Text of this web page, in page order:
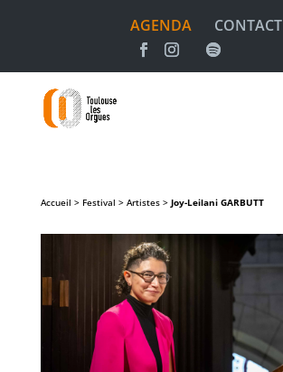
AGENDA CONTACT
Accueil > Festival > Artistes > Joy-Leilani GARBUTT